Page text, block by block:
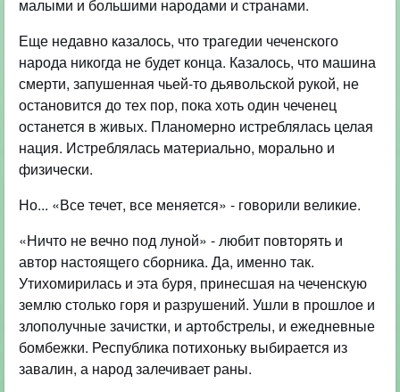
малыми и большими народами и странами.
Еще недавно казалось, что трагедии чеченского
народа никогда не будет конца. Казалось, что машина
смерти, запушенная чьей-то дьявольской рукой, не
остановится до тех пор, пока хоть один чеченец
останется в живых. Планомерно истреблялась целая
нация. Истреблялась материально, морально и
физически.
Но... «Все течет, все меняется» - говорили великие.
«Ничто не вечно под луной» - любит повторять и
автор настоящего сборника. Да, именно так.
Утихомирилась и эта буря, принесшая на чеченскую
землю столько горя и разрушений. Ушли в прошлое и
злополучные зачистки, и артобстрелы, и ежедневные
бомбежки. Республика потихоньку выбирается из
завалин, а народ залечивает раны.